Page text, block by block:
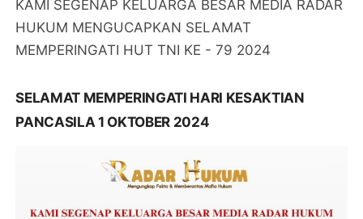
KAMI SEGENAP KELUARGA BESAR MEDIA RADAR
HUKUM MENGUCAPKAN SELAMAT
MEMPERINGATI HUT TNI KE - 79 2024
SELAMAT MEMPERINGATI HARI KESAKTIAN
PANCASILA 1 OKTOBER 2024